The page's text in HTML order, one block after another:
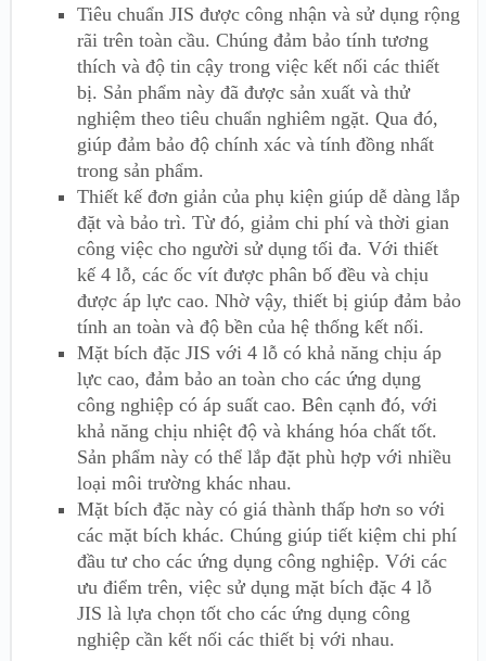
Tiêu chuẩn JIS được công nhận và sử dụng rộng
rãi trên toàn cầu. Chúng đảm bảo tính tương
thích và độ tin cậy trong việc kết nối các thiết
bị. Sản phẩm này đã được sản xuất và thử
nghiệm theo tiêu chuẩn nghiêm ngặt. Qua đó,
giúp đảm bảo độ chính xác và tính đồng nhất
trong sản phẩm.
Thiết kế đơn giản của phụ kiện giúp dễ dàng lắp
đặt và bảo trì. Từ đó, giảm chi phí và thời gian
công việc cho người sử dụng tối đa. Với thiết
kế 4 lỗ, các ốc vít được phân bố đều và chịu
được áp lực cao. Nhờ vậy, thiết bị giúp đảm bảo
tính an toàn và độ bền của hệ thống kết nối.
Mặt bích đặc JIS với 4 lỗ có khả năng chịu áp
lực cao, đảm bảo an toàn cho các ứng dụng
công nghiệp có áp suất cao. Bên cạnh đó, với
khả năng chịu nhiệt độ và kháng hóa chất tốt.
Sản phẩm này có thể lắp đặt phù hợp với nhiều
loại môi trường khác nhau.
Mặt bích đặc này có giá thành thấp hơn so với
các mặt bích khác. Chúng giúp tiết kiệm chi phí
đầu tư cho các ứng dụng công nghiệp. Với các
ưu điểm trên, việc sử dụng mặt bích đặc 4 lỗ
JIS là lựa chọn tốt cho các ứng dụng công
nghiệp cần kết nối các thiết bị với nhau.